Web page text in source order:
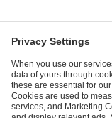
andPrivacy Policy